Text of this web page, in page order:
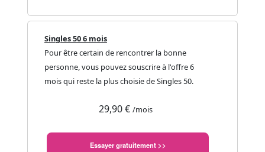
Singles 50 6 mois
Pour être certain de rencontrer la bonne
personne, vous pouvez souscrire à l'offre 6
mois qui reste la plus choisie de Singles 50.
29,90 € /mois
Essayer gratuitement >>